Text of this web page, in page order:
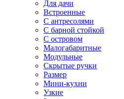
Для дачи
Встроенные
С антресолями
С барной стойкой
С островом
Малогабаритные
Модульные
Скрытые ручки
Размер
Мини-кухни
Узкие